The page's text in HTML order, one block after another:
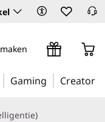
Gaming Creator